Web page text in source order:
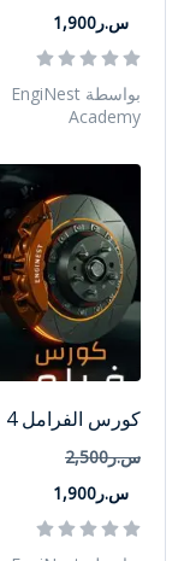
س.ر1,900
بواسطة EngiNest
Academy
كورس الفرامل 4
س.ر2,500
س.ر1,900